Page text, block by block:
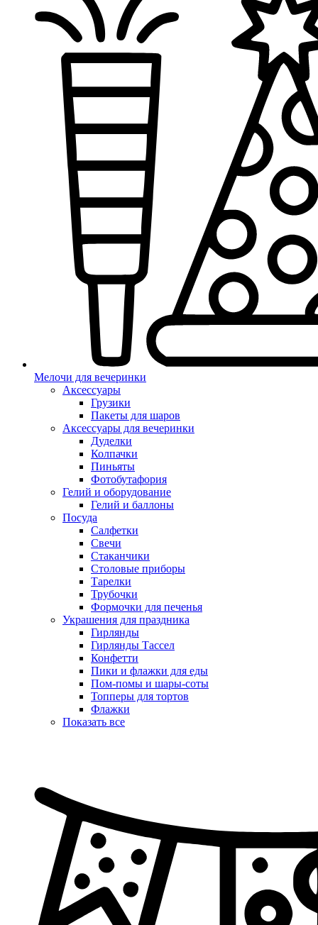
Мелочи для вечеринки
Аксессуары
Грузики
Пакеты для шаров
Аксессуары для вечеринки
Дуделки
Колпачки
Пиньяты
Фотобутафория
Гелий и оборудование
Гелий и баллоны
Посуда
Салфетки
Свечи
Стаканчики
Столовые приборы
Тарелки
Трубочки
Формочки для печенья
Украшения для праздника
Гирлянды
Гирлянды Тассел
Конфетти
Пики и флажки для еды
Пом-помы и шары-соты
Топперы для тортов
Флажки
Показать все